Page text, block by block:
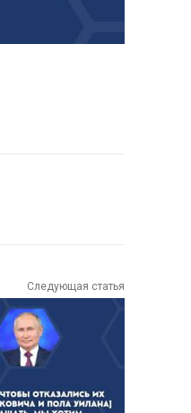
Следующая статья